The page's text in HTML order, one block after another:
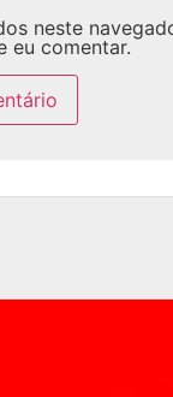
neste
eu comentar.